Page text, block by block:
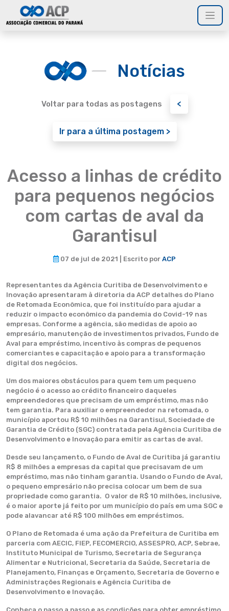
Notícias
Voltar para todas as postagens <
Ir para a última postagem >
Acesso a linhas de crédito
para pequenos negócios
com cartas de aval da
Garantisul
07 de jul de 2021 | Escrito por ACP
Representantes da Agência Curitiba de Desenvolvimento e
Inovação apresentaram à diretoria da ACP detalhes do Plano
de Retomada Econômica, que foi instituído para ajudar a
reduzir o impacto econômico da pandemia do Covid-19 nas
empresas. Conforme a agência, são medidas de apoio ao
empresário, manutenção de investimentos privados, Fundo de
Aval para empréstimo, incentivo às compras de pequenos
comerciantes e capacitação e apoio para a transformação
digital dos negócios.
Um dos maiores obstáculos para quem tem um pequeno
negócio é o acesso ao crédito financeiro daqueles
empreendedores que precisam de um empréstimo, mas não
tem garantia. Para auxiliar o empreendedor na retomada, o
município aportou R$ 10 milhões na Garantisul, Sociedade de
Garantia de Crédito (SGC) contratada pela Agência Curitiba de
Desenvolvimento e Inovação para emitir as cartas de aval.
Desde seu lançamento, o Fundo de Aval de Curitiba já garantiu
R$ 8 milhões a empresas da capital que precisavam de um
empréstimo, mas não tinham garantia. Usando o Fundo de Aval,
o pequeno empresário não precisa colocar um bem de sua
propriedade como garantia. O valor de R$ 10 milhões, inclusive,
é o maior aporte já feito por um município do país em uma SGC e
pode alavancar até R$ 100 milhões em empréstimos.
O Plano de Retomada é uma ação da Prefeitura de Curitiba em
parceria com AECIC, FIEP, FECOMERCIO, ASSESPRO, ACP, Sebrae,
Instituto Municipal de Turismo, Secretaria de Segurança
Alimentar e Nutricional, Secretaria da Saúde, Secretaria de
Planejamento, Finanças e Orçamento, Secretaria de Governo e
Administrações Regionais e Agência Curitiba de
Desenvolvimento e Inovação.